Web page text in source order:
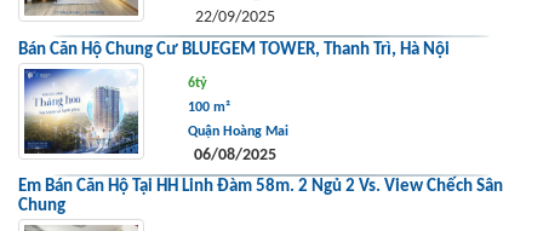
22/09/2025
Bán Căn Hộ Chung Cư BLUEGEM TOWER, Thanh Trì, Hà Nội
6tỷ
100 m²
Quận Hoàng Mai
06/08/2025
Em Bán Căn Hộ Tại HH Linh Đàm 58m. 2 Ngủ 2 Vs. View Chếch Sân
Chung